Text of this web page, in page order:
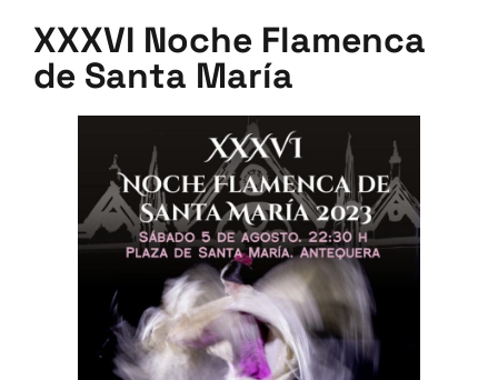
XXXVI Noche Flamenca
de Santa María